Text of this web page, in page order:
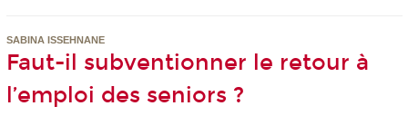
SABINA ISSEHNANE
Faut-il subventionner le retour à
l’emploi des seniors ?